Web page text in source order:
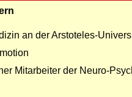
an der Arstoteles-
Mitarbeiter der Neuro-